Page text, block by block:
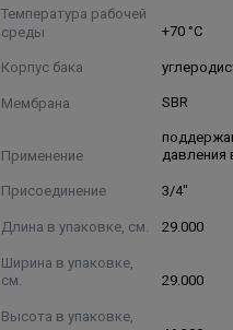
Температура рабочей
среды
+70 °С
Корпус бака
Мембрана SBR
Применение
давления
Присоединение 3/4"
Длина в упаковке, см. 29.000
Ширина в упаковке,
см.
29.000
Высота в упаковке,